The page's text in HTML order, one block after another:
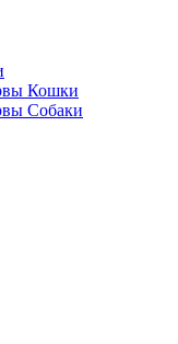
Кошки
Собаки